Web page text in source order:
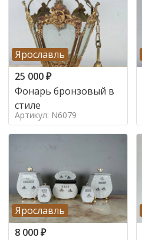
Ярославль
25 000₽
Фонарь бронзовый в
стиле
Артикул: N6079
Ярославль
8 000₽